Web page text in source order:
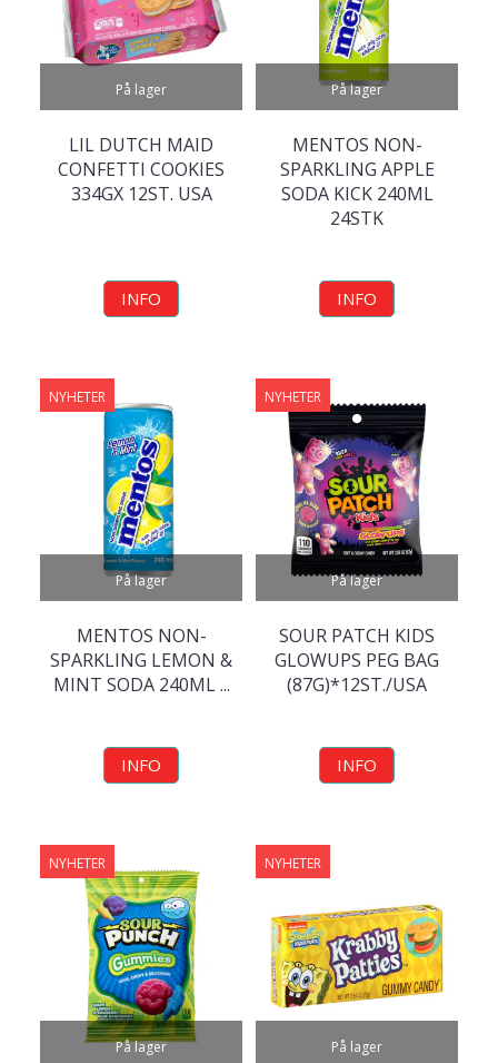
På lager
LIL DUTCH MAID
CONFETTI COOKIES
334GX 12ST. USA
INFO
På lager
MENTOS NON-
SPARKLING APPLE
SODA KICK 240ML
24STK
INFO
På lager
NYHETER
MENTOS NON-
SPARKLING LEMON &
MINT SODA 240ML ...
INFO
På lager
NYHETER
SOUR PATCH KIDS
GLOWUPS PEG BAG
(87G)*12ST./USA
INFO
På lager
NYHETER
På lager
NYHETER